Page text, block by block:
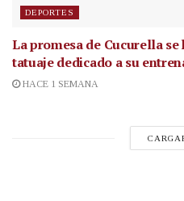
DEPORTES
La promesa de Cucurella
tatuaje dedicado a su
HACE 1 SEMANA